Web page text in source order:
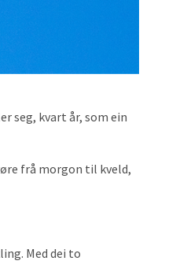
seg, kvart år, som ein
frå morgon til kveld,
Med dei to